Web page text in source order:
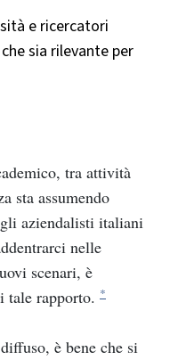
e ricercatori
sia rilevante per
tra attività
sta assumendo
aziendalisti italiani
nelle
scenari, è
tale rapporto. *
è bene che si